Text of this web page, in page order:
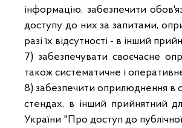
інформацію, забезпечити
доступу до них за запитами,
разі їх відсутності - в інший
7) забезпечувати своєчасне
також систематичне і
8) забезпечити оприлюднення в
стендах, в інший прийнятний
України "Про доступ до